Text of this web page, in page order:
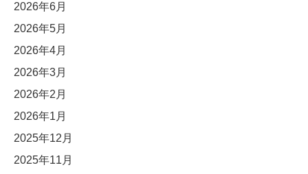
2026年6月
2026年5月
2026年4月
2026年3月
2026年2月
2026年1月
2025年12月
2025年11月